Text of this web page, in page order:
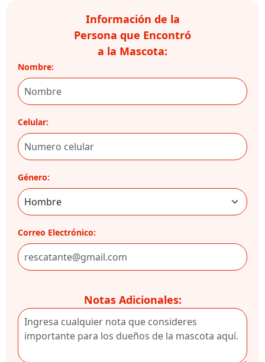
Información de la
Persona que Encontró
a la Mascota:
Nombre:
Celular:
Género:
Correo Electrónico:
Notas Adicionales: